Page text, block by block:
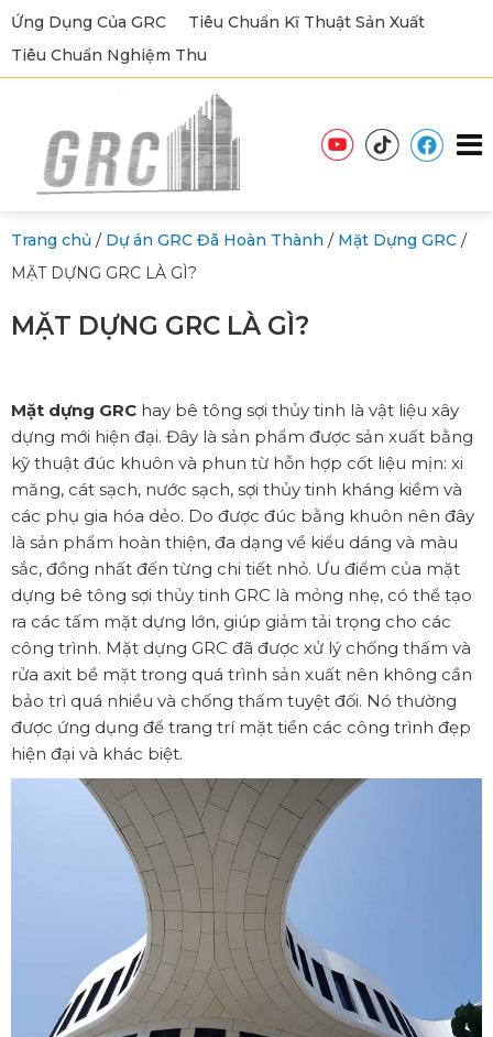
Ứng Dụng Của GRC
Tiêu Chuẩn Kĩ Thuật Sản Xuất
Tiêu Chuẩn Nghiệm Thu
Trang chủ / Dự án GRC Đã Hoàn Thành / Mặt Dựng GRC /
MẶT DỰNG GRC LÀ GÌ?
MẶT DỰNG GRC LÀ GÌ?
Mặt dựng GRC hay bê tông sợi thủy tinh là vật liệu xây
dựng mới hiện đại. Đây là sản phẩm được sản xuất bằng
kỹ thuật đúc khuôn và phun từ hỗn hợp cốt liệu mịn: xi
măng, cát sạch, nước sạch, sợi thủy tinh kháng kiềm và
các phụ gia hóa dẻo. Do được đúc bằng khuôn nên đây
là sản phẩm hoàn thiện, đa dạng về kiểu dáng và màu
sắc, đồng nhất đến từng chi tiết nhỏ. Ưu điểm của mặt
dựng bê tông sợi thủy tinh GRC là mỏng nhẹ, có thể tạo
ra các tấm mặt dựng lớn, giúp giảm tải trọng cho các
công trình. Mặt dựng GRC đã được xử lý chống thấm và
rửa axit bề mặt trong quá trình sản xuất nên không cần
bảo trì quá nhiều và chống thấm tuyệt đối. Nó thường
được ứng dụng để trang trí mặt tiền các công trình đẹp
hiện đại và khác biệt.